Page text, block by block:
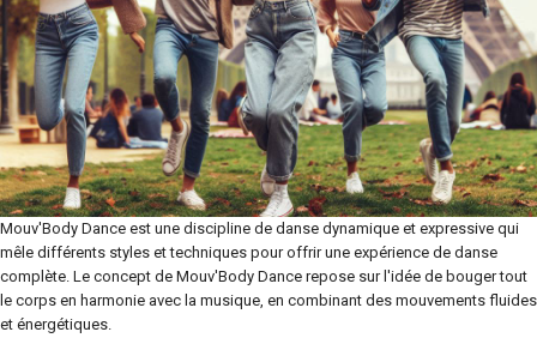
Mouv'Body Dance est une discipline de danse dynamique et expressive qui
mêle différents styles et techniques pour offrir une expérience de danse
complète. Le concept de Mouv'Body Dance repose sur l'idée de bouger tout
le corps en harmonie avec la musique, en combinant des mouvements fluides
et énergétiques.